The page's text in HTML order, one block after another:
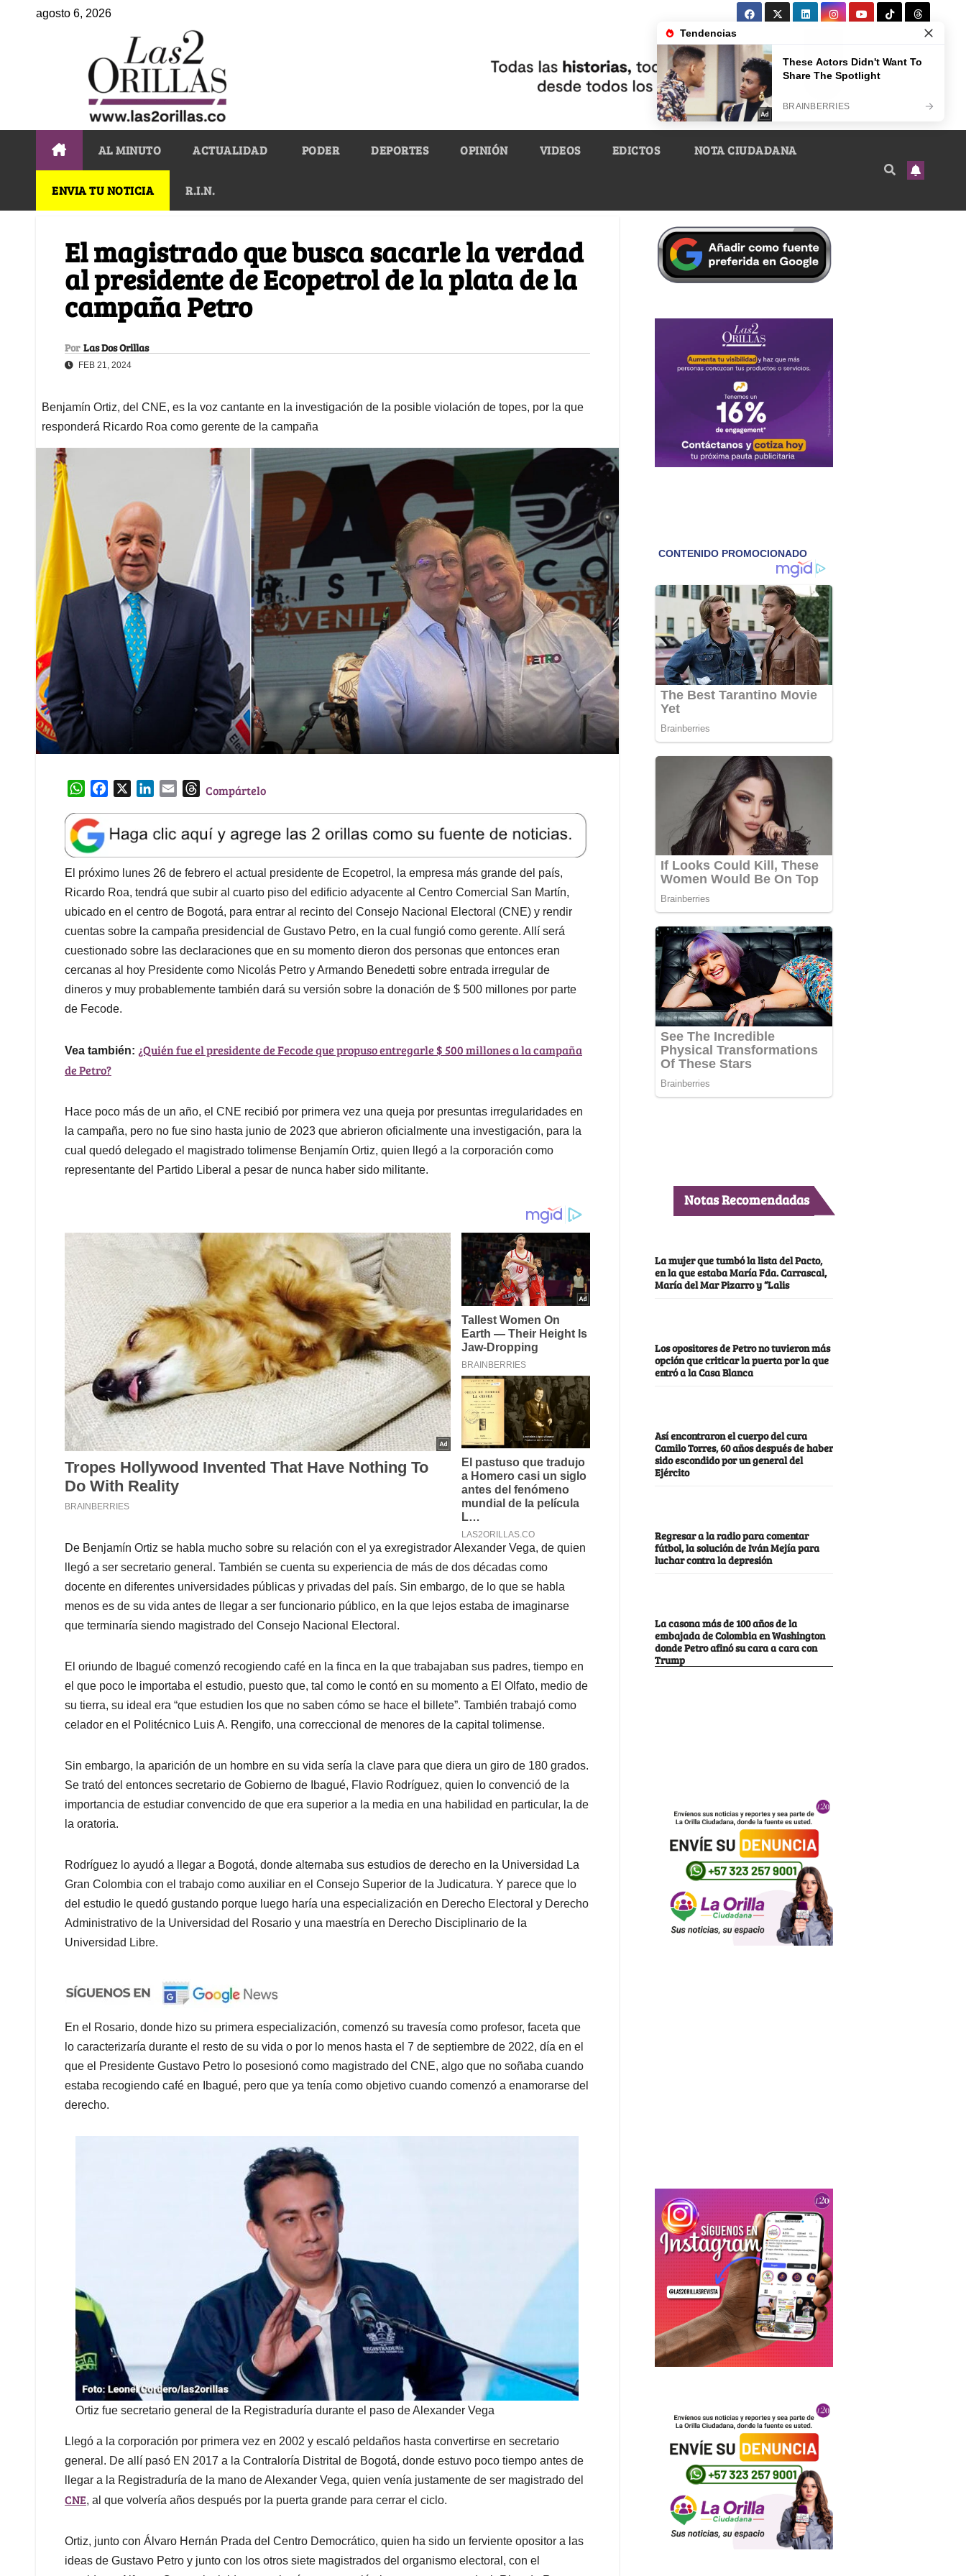
agosto 6, 2026
AL MINUTO ACTUALIDAD PODER DEPORTES OPINIÓN VIDEOS EDICTOS NOTA CIUDADANA
ENVIA TU NOTICIA R.I.N.
El magistrado que busca sacarle la verdad
al presidente de Ecopetrol de la plata de la
campaña Petro
Por Las Dos Orillas
FEB 21, 2024
Benjamín Ortiz, del CNE, es la voz cantante en la investigación de la posible violación de topes, por la que
responderá Ricardo Roa como gerente de la campaña
W
a
t
s
A
p
p
e
b
o
o
k
k
e
d
I
n
l
T
e
a
d
s
Compártelo
El próximo lunes 26 de febrero el actual presidente de Ecopetrol, la empresa más grande del país,
Ricardo Roa, tendrá que subir al cuarto piso del edificio adyacente al Centro Comercial San Martín,
ubicado en el centro de Bogotá, para entrar al recinto del Consejo Nacional Electoral (CNE) y rendir
cuentas sobre la campaña presidencial de Gustavo Petro, en la cual fungió como gerente. Allí será
cuestionado sobre las declaraciones que en su momento dieron dos personas que entonces eran
cercanas al hoy Presidente como Nicolás Petro y Armando Benedetti sobre entrada irregular de
dineros y muy probablemente también dará su versión sobre la donación de $ 500 millones por parte
de Fecode.
Vea también: ¿Quién fue el presidente de Fecode que propuso entregarle $ 500 millones a la campaña
de Petro?
Hace poco más de un año, el CNE recibió por primera vez una queja por presuntas irregularidades en
la campaña, pero no fue sino hasta junio de 2023 que abrieron oficialmente una investigación, para la
cual quedó delegado el magistrado tolimense Benjamín Ortiz, quien llegó a la corporación como
representante del Partido Liberal a pesar de nunca haber sido militante.
De Benjamín Ortiz se habla mucho sobre su relación con el ya exregistrador Alexander Vega, de quien
llegó a ser secretario general. También se cuenta su experiencia de más de dos décadas como
docente en diferentes universidades públicas y privadas del país. Sin embargo, de lo que se habla
menos es de su vida antes de llegar a ser funcionario público, en la que lejos estaba de imaginarse
que terminaría siendo magistrado del Consejo Nacional Electoral.
El oriundo de Ibagué comenzó recogiendo café en la finca en la que trabajaban sus padres, tiempo en
el que poco le importaba el estudio, puesto que, tal como le contó en su momento a El Olfato, medio de
su tierra, su ideal era “que estudien los que no saben cómo se hace el billete”. También trabajó como
celador en el Politécnico Luis A. Rengifo, una correccional de menores de la capital tolimense.
Sin embargo, la aparición de un hombre en su vida sería la clave para que diera un giro de 180 grados.
Se trató del entonces secretario de Gobierno de Ibagué, Flavio Rodríguez, quien lo convenció de la
importancia de estudiar convencido de que era superior a la media en una habilidad en particular, la de
la oratoria.
Rodríguez lo ayudó a llegar a Bogotá, donde alternaba sus estudios de derecho en la Universidad La
Gran Colombia con el trabajo como auxiliar en el Consejo Superior de la Judicatura. Y parece que lo
del estudio le quedó gustando porque luego haría una especialización en Derecho Electoral y Derecho
Administrativo de la Universidad del Rosario y una maestría en Derecho Disciplinario de la
Universidad Libre.
En el Rosario, donde hizo su primera especialización, comenzó su travesía como profesor, faceta que
lo caracterizaría durante el resto de su vida o por lo menos hasta el 7 de septiembre de 2022, día en el
que el Presidente Gustavo Petro lo posesionó como magistrado del CNE, algo que no soñaba cuando
estaba recogiendo café en Ibagué, pero que ya tenía como objetivo cuando comenzó a enamorarse del
derecho.
Ortiz fue secretario general de la Registraduría durante el paso de Alexander Vega
Llegó a la corporación por primera vez en 2002 y escaló peldaños hasta convertirse en secretario
general. De allí pasó EN 2017 a la Contraloría Distrital de Bogotá, donde estuvo poco tiempo antes de
llegar a la Registraduría de la mano de Alexander Vega, quien venía justamente de ser magistrado del
CNE, al que volvería años después por la puerta grande para cerrar el ciclo.
Ortiz, junto con Álvaro Hernán Prada del Centro Democrático, quien ha sido un ferviente opositor a las
ideas de Gustavo Petro y junto con los otros siete magistrados del organismo electoral, con el
Notas Recomendadas
La mujer que tumbó la lista del Pacto,
en la que estaba María Fda. Carrascal,
María del Mar Pizarro y “Lalis
Los opositores de Petro no tuvieron más
opción que criticar la puerta por la que
entró a la Casa Blanca
Así encontraron el cuerpo del cura
Camilo Torres, 60 años después de haber
sido escondido por un general del
Ejército
Regresar a la radio para comentar
fútbol, la solución de Iván Mejía para
luchar contra la depresión
La casona más de 100 años de la
embajada de Colombia en Washington
donde Petro afinó su cara a cara con
Trump